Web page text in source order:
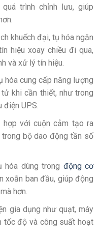
trình chỉnh lưu, giúp
khuếch đại, tụ hóa ngăn
hiệu xoay chiều đi qua,
và xử lý tín hiệu.
hóa cung cấp năng lượng
khi cần thiết, như trong
điện UPS.
hợp với cuộn cảm tạo ra
bộ dao động tần số
hóa dùng trong động cơ
xoắn ban đầu, giúp động
hơn.
gia dụng như quạt, máy
tốc độ và công suất hoạt